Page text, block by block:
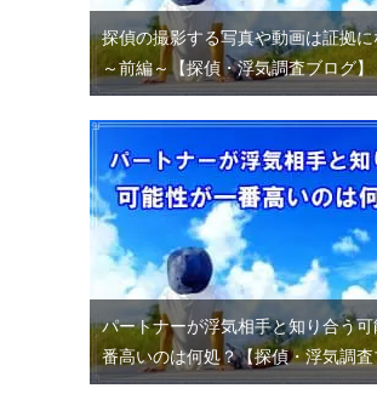
探偵の撮影する写真や動画は証拠
～前編～【探偵・浮気調査ブログ】
パートナーが浮気相手と知り合う
番高いのは何処？【探偵・浮気調査